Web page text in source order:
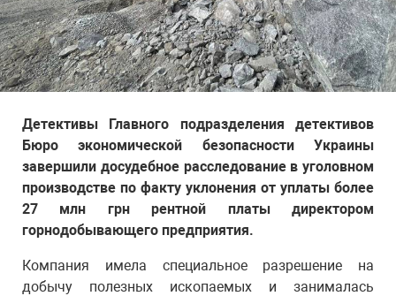
Детективы Главного подразделения детективов
Бюро экономической безопасности Украины
завершили досудебное расследование в уголовном
производстве по факту уклонения от уплаты более
27 млн грн рентной платы директором
горнодобывающего предприятия.
Компания имела специальное разрешение на
добычу полезных ископаемых и занималась